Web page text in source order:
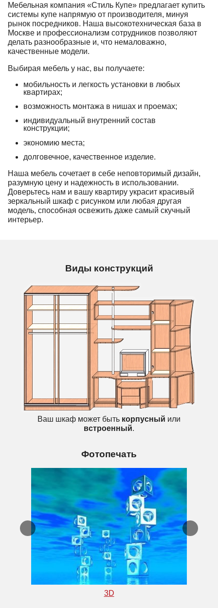
Мебельная компания «Стиль Купе» предлагает купить
системы купе напрямую от производителя, минуя
рынок посредников. Наша высокотехническая база в
Москве и профессионализм сотрудников позволяют
делать разнообразные и, что немаловажно,
качественные модели.
Выбирая мебель у нас, вы получаете:
мобильность и легкость установки в любых
квартирах;
возможность монтажа в нишах и проемах;
индивидуальный внутренний состав
конструкции;
экономию места;
долговечное, качественное изделие.
Наша мебель сочетает в себе неповторимый дизайн,
разумную цену и надежность в использовании.
Доверьтесь нам и вашу квартиру украсит красивый
зеркальный шкаф с рисунком или любая другая
модель, способная освежить даже самый скучный
интерьер.
Виды конструкций
Ваш шкаф может быть корпусный или
встроенный.
Фотопечать
3D